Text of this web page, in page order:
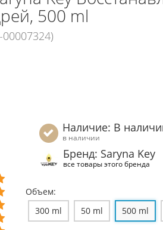
500 ml
Наличие: В
в наличии
Бренд: Saryna Key
все товары этого бренда
Объем:
300 ml
50 ml 500 ml